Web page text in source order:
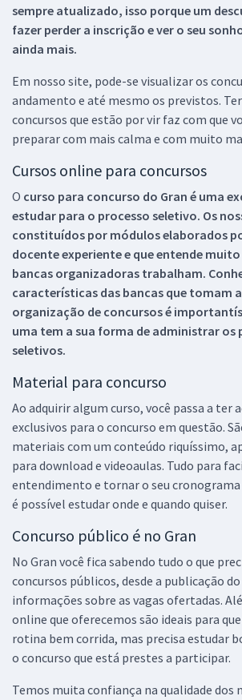
sempre atualizado, isso porque um
fazer perder a inscrição e ver o seu
ainda mais.
Em nosso site, pode-se visualizar os
andamento e até mesmo os previstos.
concursos que estão por vir faz com que
preparar com mais calma e com muito
Cursos online para concursos
O curso para concurso do Gran é uma
estudar para o processo seletivo. Os
constituídos por módulos elaborados
docente experiente e que entende
bancas organizadoras trabalham.
características das bancas que tomam
organização de concursos é
uma tem a sua forma de administrar os
seletivos.
Material para concurso
Ao adquirir algum curso, você passa a ter
exclusivos para o concurso em questão.
materiais com um conteúdo riquíssimo,
para download e videoaulas. Tudo para
entendimento e tornar o seu
é possível estudar onde e quando quiser.
Concurso público é no Gran
No Gran você fica sabendo tudo o que
concursos públicos, desde a publicação
informações sobre as vagas ofertadas.
online que oferecemos são ideais para
rotina bem corrida, mas precisa estudar
o concurso que está prestes a participar.
Temos muita confiança na qualidade dos